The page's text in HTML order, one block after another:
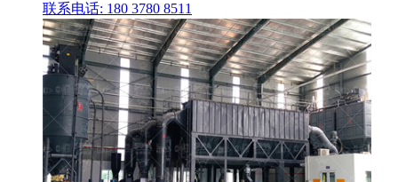
联系电话: 180 3780 8511